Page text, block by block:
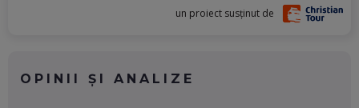
un proiect susținut de
OPINII ȘI ANALIZE